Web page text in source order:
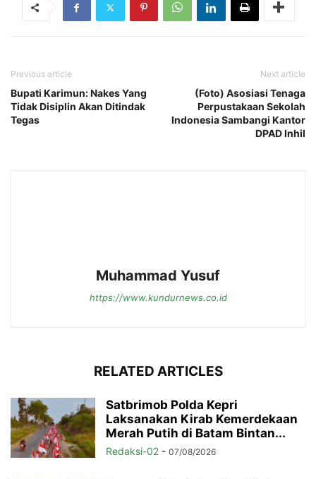
Previous article
Bupati Karimun: Nakes Yang
Tidak Disiplin Akan Ditindak
Tegas
Next article
(Foto) Asosiasi Tenaga
Perpustakaan Sekolah
Indonesia Sambangi Kantor
DPAD Inhil
Muhammad Yusuf
https://www.kundurnews.co.id
RELATED ARTICLES
Satbrimob Polda Kepri
Laksanakan Kirab Kemerdekaan
Merah Putih di Batam Bintan...
Redaksi-02 - 07/08/2026